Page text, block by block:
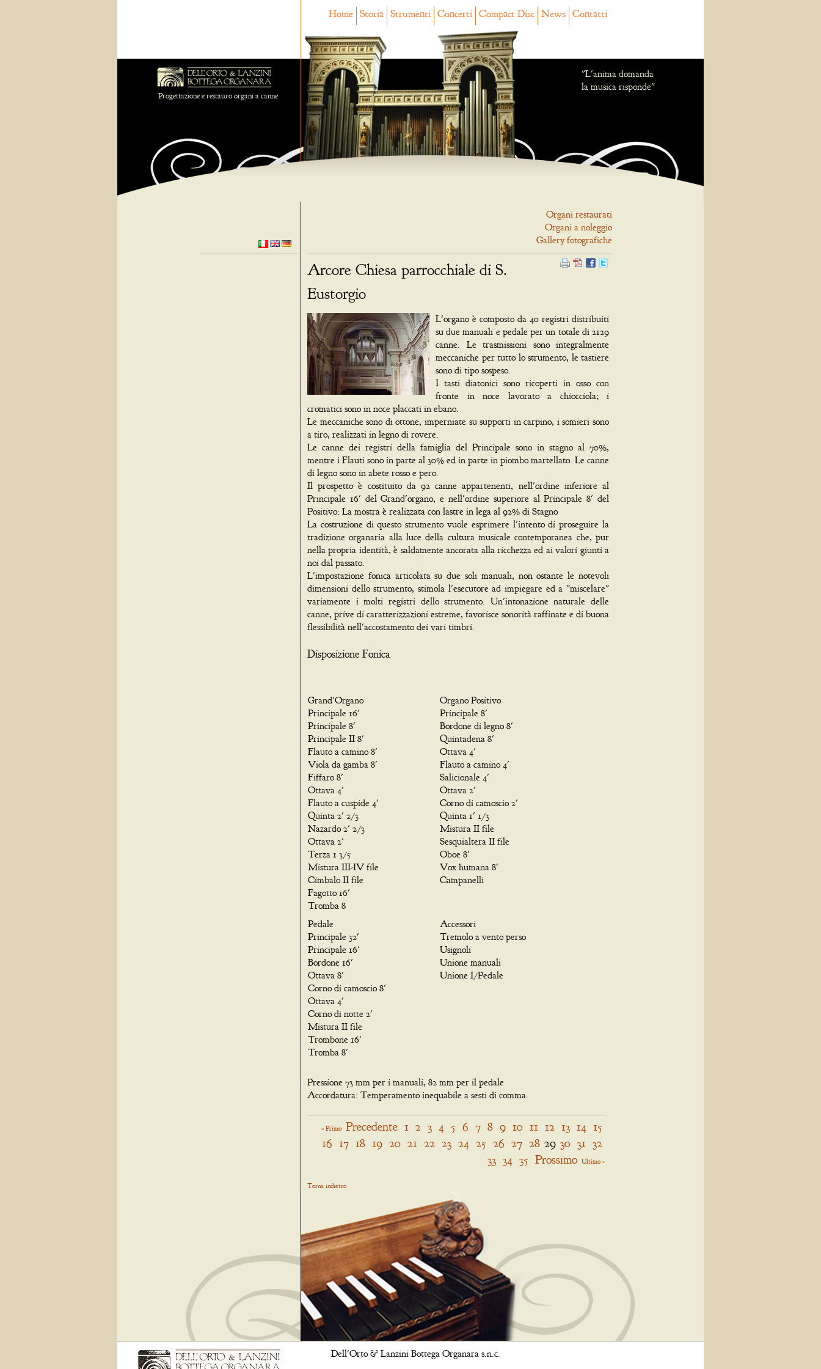
Home Storia Strumenti Concerti Compact Disc News Contatti
Progettazione e restauro organi a canne
"L'anima domanda
la musica risponde"
Organi restaurati
Organi a noleggio
Gallery fotografiche
Arcore Chiesa parrocchiale di S.
Eustorgio
L'organo è composto da 40 registri distribuiti
su due manuali e pedale per un totale di 2129
canne. Le trasmissioni sono integralmente
meccaniche per tutto lo strumento, le tastiere
sono di tipo sospeso.
I tasti diatonici sono ricoperti in osso con
fronte in noce lavorato a chiocciola; i
cromatici sono in noce placcati in ebano.
Le meccaniche sono di ottone, imperniate su supporti in carpino, i somieri sono
a tiro, realizzati in legno di rovere.
Le canne dei registri della famiglia del Principale sono in stagno al 70%,
mentre i Flauti sono in parte al 30% ed in parte in piombo martellato. Le canne
di legno sono in abete rosso e pero.
Il prospetto è costituito da 92 canne appartenenti, nell'ordine inferiore al
Principale 16' del Grand'organo, e nell'ordine superiore al Principale 8' del
Positivo: La mostra è realizzata con lastre in lega al 92% di Stagno
La costruzione di questo strumento vuole esprimere l'intento di proseguire la
tradizione organaria alla luce della cultura musicale contemporanea che, pur
nella propria identità, è saldamente ancorata alla ricchezza ed ai valori giunti a
noi dal passato.
L'impostazione fonica articolata su due soli manuali, non ostante le notevoli
dimensioni dello strumento, stimola l'esecutore ad impiegare ed a "miscelare"
variamente i molti registri dello strumento. Un'intonazione naturale delle
canne, prive di caratterizzazioni estreme, favorisce sonorità raffinate e di buona
flessibilità nell'accostamento dei vari timbri.
Disposizione Fonica
Grand'Organo
Principale 16'
Principale 8'
Principale II 8'
Flauto a camino 8'
Viola da gamba 8'
Fiffaro 8'
Ottava 4'
Flauto a cuspide 4'
Quinta 2' 2/3
Nazardo 2' 2/3
Ottava 2'
Terza 1 3/5
Mistura III-IV file
Cimbalo II file
Fagotto 16'
Tromba 8
Organo Positivo
Principale 8'
Bordone di legno 8'
Quintadena 8'
Ottava 4'
Flauto a camino 4'
Salicionale 4'
Ottava 2'
Corno di camoscio 2'
Quinta 1' 1/3
Mistura II file
Sesquialtera II file
Oboe 8'
Vox humana 8'
Campanelli
Pedale
Principale 32'
Principale 16'
Bordone 16'
Ottava 8'
Corno di camoscio 8'
Ottava 4'
Corno di notte 2'
Mistura II file
Trombone 16'
Tromba 8'
Accessori
Tremolo a vento perso
Usignoli
Unione manuali
Unione I/Pedale
Pressione 73 mm per i manuali, 82 mm per il pedale
Accordatura: Temperamento inequabile a sesti di comma.
« Primo Precedente 1 2 3 4 5 6 7 8 9 10 11 12 13 14 15
16 17 18 19 20 21 22 23 24 25 26 27 28 29 30 31 32
33 34 35 Prossimo Ultimo »
Torna indietro
Dell'Orto & Lanzini Bottega Organara s.n.c.